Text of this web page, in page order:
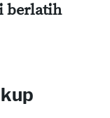
berlatih